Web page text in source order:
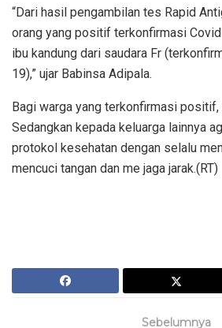
“Dari hasil pengambilan tes Rapid
orang yang positif terkonfirmasi
ibu kandung dari saudara Fr
19),” ujar Babinsa Adipala.
Bagi warga yang terkonfirmasi
Sedangkan kepada keluarga lainnya
protokol kesehatan dengan selalu
mencuci tangan dan me jaga jarak.(RT)
Sebelumnya